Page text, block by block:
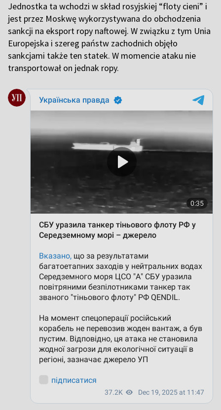
Jednostka ta wchodzi w skład rosyjskiej “floty cieni” i
jest przez Moskwę wykorzystywana do obchodzenia
sankcji na eksport ropy naftowej. W związku z tym Unia
Europejska i szereg państw zachodnich objęło
sankcjami także ten statek. W momencie ataku nie
transportował on jednak ropy.